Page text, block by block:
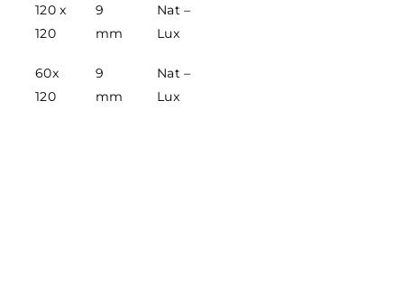
120 x
120
9
mm
Nat –
Lux
60x
120
9
mm
Nat –
Lux